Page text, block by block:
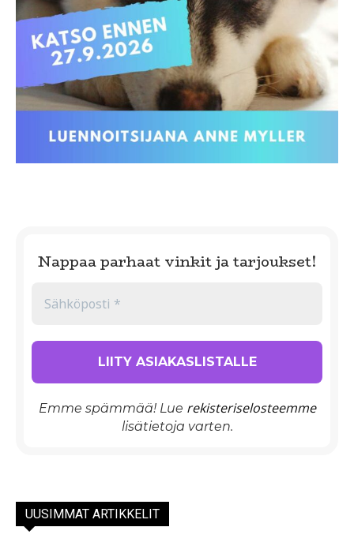
Nappaa parhaat vinkit ja tarjoukset!
Emme spämmää! Lue rekisteriselosteemme
lisätietoja varten.
UUSIMMAT ARTIKKELIT